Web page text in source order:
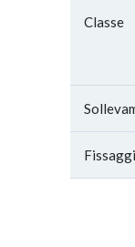
Classe